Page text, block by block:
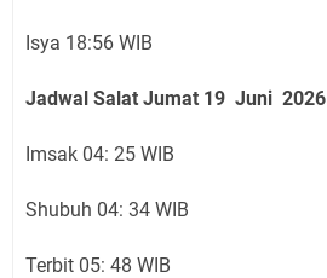
Isya 18:56 WIB
Jadwal Salat Jumat 19 Juni 2026
Imsak 04: 25 WIB
Shubuh 04: 34 WIB
Terbit 05: 48 WIB